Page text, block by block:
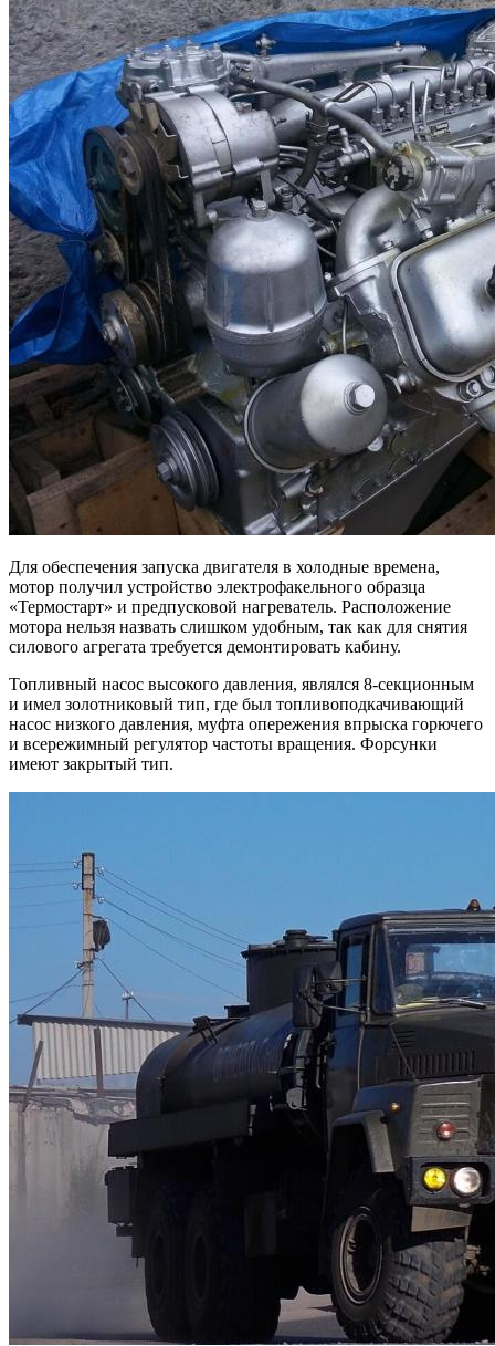
Для обеспечения запуска двигателя в холодные времена,
мотор получил устройство электрофакельного образца
«Термостарт» и предпусковой нагреватель. Расположение
мотора нельзя назвать слишком удобным, так как для снятия
силового агрегата требуется демонтировать кабину.
Топливный насос высокого давления, являлся 8-секционным
и имел золотниковый тип, где был топливоподкачивающий
насос низкого давления, муфта опережения впрыска горючего
и всережимный регулятор частоты вращения. Форсунки
имеют закрытый тип.